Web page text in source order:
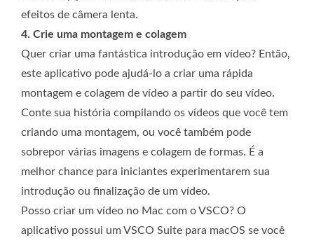
efeitos de câmera lenta.
4. Crie uma montagem e colagem
Quer criar uma fantástica introdução em vídeo? Então,
este aplicativo pode ajudá-lo a criar uma rápida
montagem e colagem de vídeo a partir do seu vídeo.
Conte sua história compilando os vídeos que você tem
criando uma montagem, ou você também pode
sobrepor várias imagens e colagem de formas. É a
melhor chance para iniciantes experimentarem sua
introdução ou finalização de um vídeo.
Posso criar um vídeo no Mac com o VSCO? O
aplicativo possui um VSCO Suite para macOS se você